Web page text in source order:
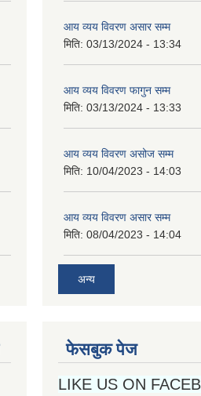
आय व्यय विवरण असार सम्म
मिति: 03/13/2024 - 13:34
आय व्यय विवरण फागुन सम्म
मिति: 03/13/2024 - 13:33
आय व्यय विवरण असोज सम्म
मिति: 10/04/2023 - 14:03
आय व्यय विवरण असार सम्म
मिति: 08/04/2023 - 14:04
अन्य
फेसबुक पेज
LIKE US ON